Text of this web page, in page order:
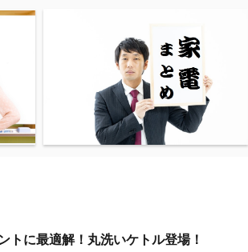
PRが含まれる場合
は？ パナソニック
「ナノイ ...
います。 「cheero
ル対応ページはこ
火の原因とは ...
カヒレ君この記事
それでは早速、窓用
おすすめ補助鍵と選
能バツグンの氷嚢
た真空断熱ホルダ
最大16時間キープ。
ます そもそも
ざっくり言うと、
ネット回線」です ...
ライトのムラ（輝
面からバックライト
しています。 特に
Watch 2」は、健康
...
トに最適解！丸洗いケトル登場！